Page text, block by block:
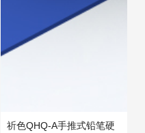
祈色QHQ-A手推式铅笔硬